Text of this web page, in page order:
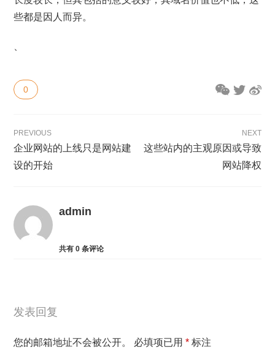
些都是因人而异。
0
PREVIOUS
企业网站的上线只是网站建
设的开始
NEXT
这些站内的主观原因或导致
网站降权
admin
共有0 条评论
发表回复
您的邮箱地址不会被公开。 必填项已用* 标注